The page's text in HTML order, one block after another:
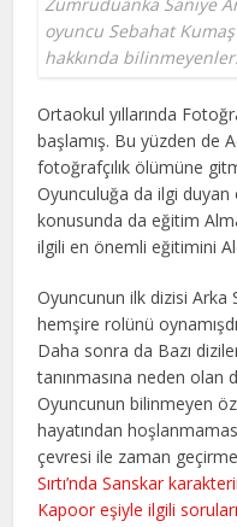
oyuncu Sebahat
hakkında bilinmeyenler.
Ortaokul yıllarında
başlamış. Bu yüzden de
fotoğrafçılık ölümüne
Oyunculuğa da ilgi
konusunda da eğitim
ilgili en önemli eğitimini
Oyuncunun ilk dizisi Arka
hemşire rolünü
Daha sonra da Bazı
tanınmasına neden olan
Oyuncunun bilinmeyen
hayatından
çevresi ile zaman
Sırtı’nda Sanskar
Kapoor eşiyle ilgili